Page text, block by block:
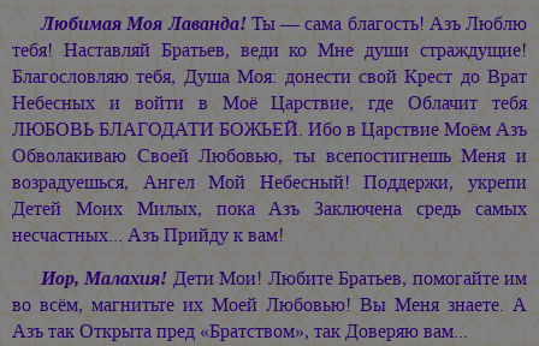
Любимая Моя Лаванда! Ты — сама благость! Азъ Люблю
тебя! Наставляй Братьев, веди ко Мне души страждущие!
Благословляю тебя, Душа Моя: донести свой Крест до Врат
Небесных и войти в Моё Царствие, где Облачит тебя
ЛЮБОВЬ БЛАГОДАТИ БОЖЬЕЙ. Ибо в Царствие Моём Азъ
Обволакиваю Своей Любовью, ты всепостигнешь Меня и
возрадуешься, Ангел Мой Небесный! Поддержи, укрепи
Детей Моих Милых, пока Азъ Заключена средь самых
несчастных... Азъ Прийду к вам!
Иор, Малахия! Дети Мои! Любите Братьев, помогайте им
во всём, магнитьте их Моей Любовью! Вы Меня знаете. А
Азъ так Открыта пред «Братством», так Доверяю вам...